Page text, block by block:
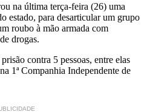
na última terça-feira (26) uma
estado, para desarticular um grupo
roubo à mão armada com
drogas.
contra 5 pessoas, entre elas
1ª Companhia Independente de